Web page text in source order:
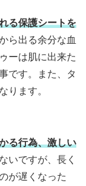
る保護シートを
ら出る余分な血
ーは肌に出来た
です。また、タ
ります。
る行為、激しい
いですが、長く
が遅くなった